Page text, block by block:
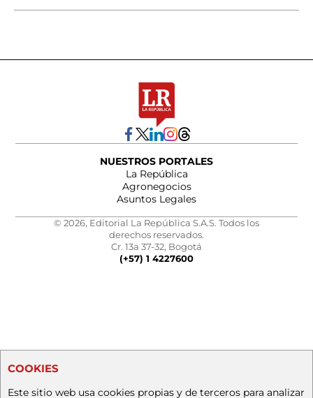
NUESTROS PORTALES
La República
Agronegocios
Asuntos Legales
© 2026, Editorial La República S.A.S. Todos los
derechos reservados.
Cr. 13a 37-32, Bogotá
(+57) 1 4227600
COOKIES
Este sitio web usa cookies propias y de terceros para analizar